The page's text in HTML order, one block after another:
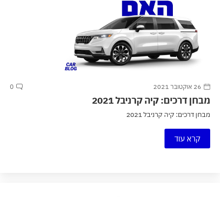
26 אוקטובר 2021 0
מבחן דרכים: קיה קרניבל 2021
מבחן דרכים: קיה קרניבל 2021
קרא עוד